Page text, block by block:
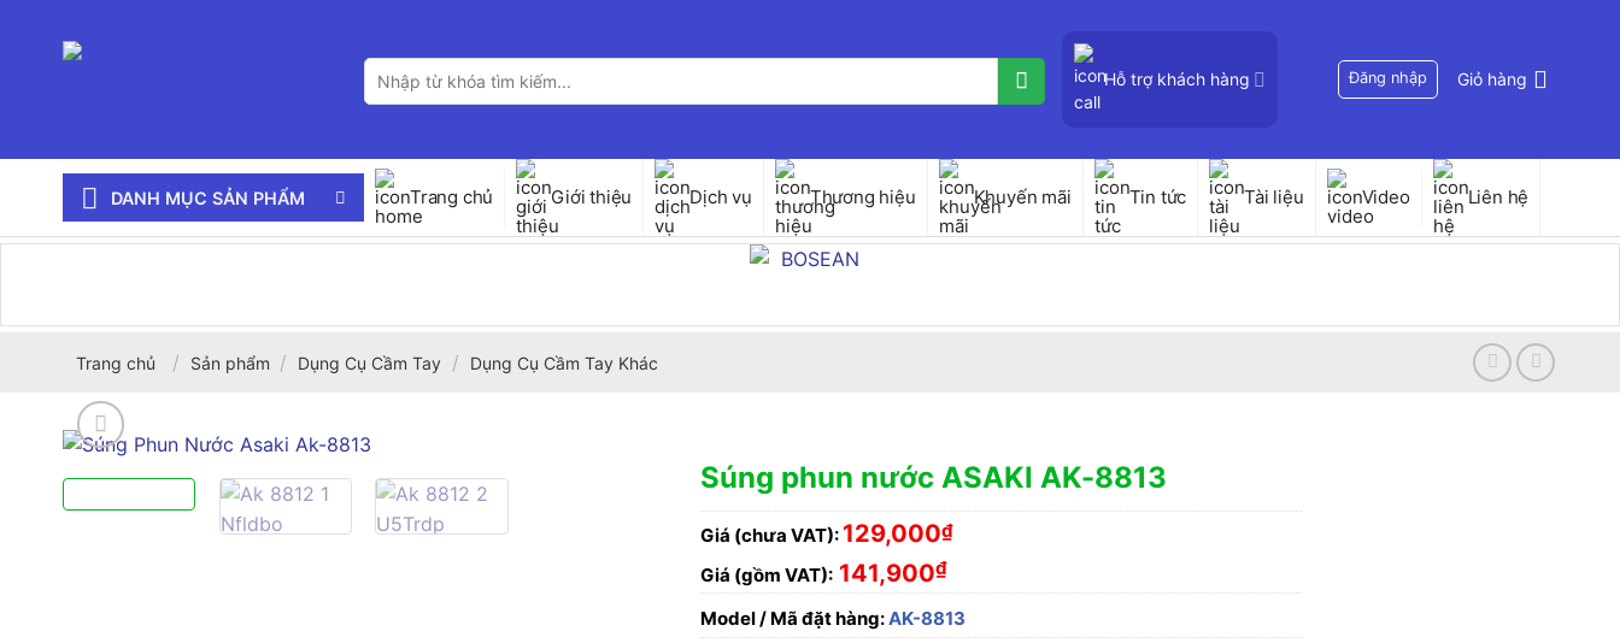
Tìm
kiếm:
Hỗ trợ khách hàng Đăng nhập Giỏ hàng
DANH MỤC SẢN PHẨM Trang chủ Giới thiệu Dịch vụ Thương hiệu Khuyến mãi Tin tức Tài liệu Video Liên hệ
Trang chủ / Sản phẩm / Dụng Cụ Cầm Tay / Dụng Cụ Cầm Tay Khác
Súng phun nước ASAKI AK-8813
Giá (chưa VAT): 129,000₫
Giá (gồm VAT): 141,900₫
Model / Mã đặt hàng:AK-8813